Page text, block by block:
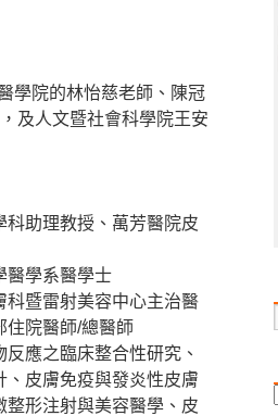
學院的林怡慈老師、陳冠
及人文暨社會科學院王安
科助理教授、萬芳醫院皮
醫學系醫學士
科暨雷射美容中心主治醫
住院醫師/總醫師
應之臨床整合性研究、
、皮膚免疫與發炎性皮膚
整形注射與美容醫學、皮